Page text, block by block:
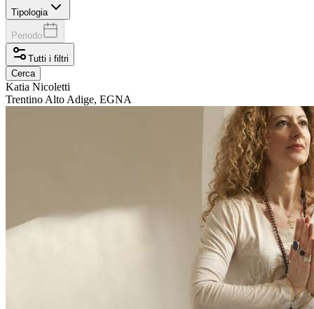
Tipologia
Periodo
Tutti i filtri
Cerca
Katia Nicoletti
Trentino Alto Adige, EGNA